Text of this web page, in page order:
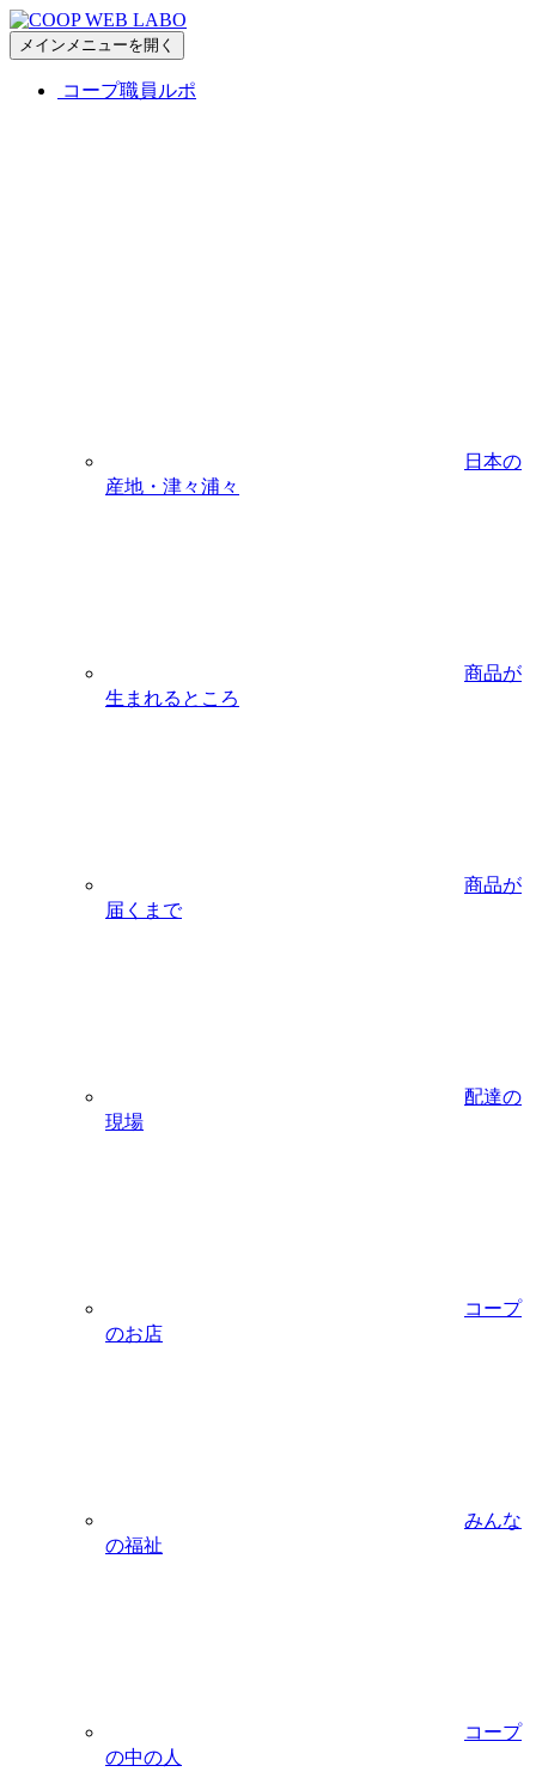
メインメニューを開く
コープ職員ルポ
日本の
産地・津々浦々
商品が
生まれるところ
商品が
届くまで
配達の
現場
コープ
のお店
みんな
の福祉
コープ
の中の人